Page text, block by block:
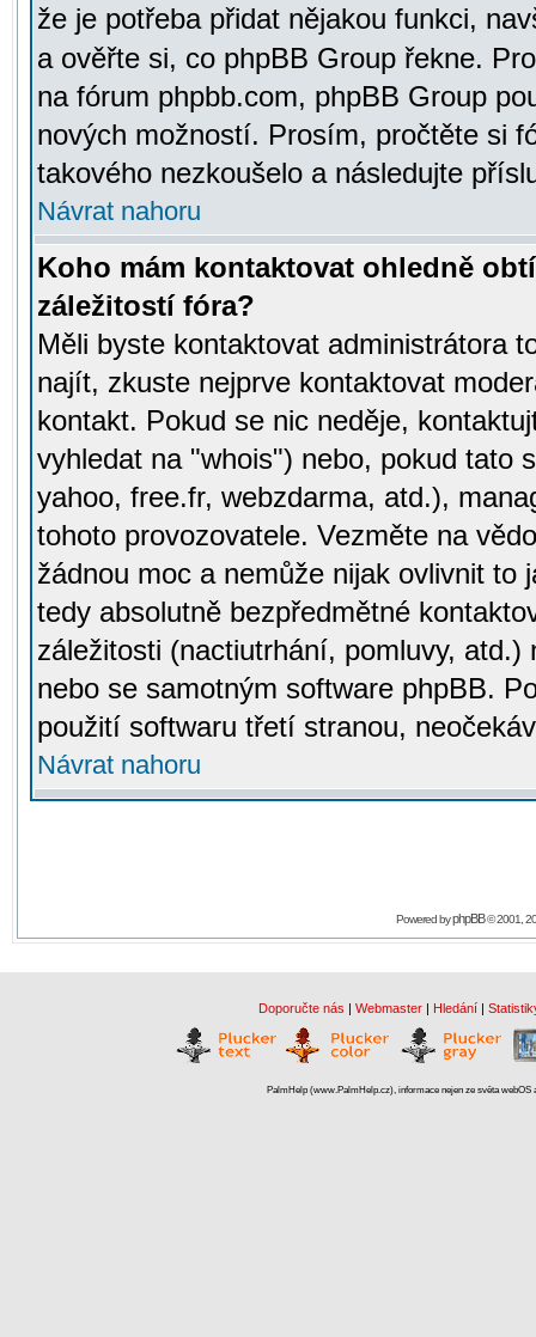
že je potřeba přidat nějakou funkci,
a ověřte si, co phpBB Group řekne.
na fórum phpbb.com, phpBB Group
nových možností. Prosím, pročtěte si
takového nezkoušelo a následujte
Návrat nahoru
Koho mám kontaktovat ohledně
záležitostí fóra?
Měli byste kontaktovat administrátora
najít, zkuste nejprve kontaktovat
kontakt. Pokud se nic neděje,
vyhledat na "whois") nebo, pokud tato
yahoo, free.fr, webzdarma, atd.),
tohoto provozovatele. Vezměte na
žádnou moc a nemůže nijak ovlivnit to
tedy absolutně bezpředmětné
záležitosti (nactiutrhání, pomluvy,
nebo se samotným software phpBB.
použití softwaru třetí stranou,
Návrat nahoru
Powered byphpBB© 2001,
Doporučte nás | Webmaster | Hledání |
PalmHelp (www.PalmHelp.cz), informace nejen ze světa